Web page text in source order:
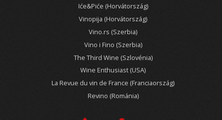
Iće&Piće (Horvátország)
Vinopija (Horvátország)
Vino.rs (Szerbia)
Vino i Fino (Szerbia)
The Third Wine (Szlovénia)
Wine Enthusiast (USA)
La Revue du vin de France (Franciaország)
Revino (Románia)